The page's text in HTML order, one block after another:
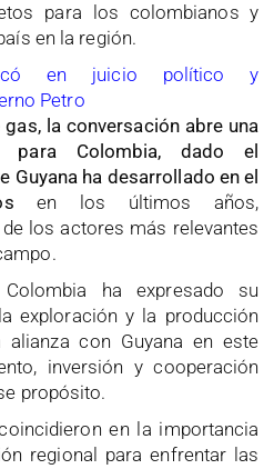
para los colombianos y
en la región.
en juicio político y
Petro
la conversación abre una
para Colombia, dado el
ha desarrollado en el
en los últimos años,
los actores más relevantes
ha expresado su
exploración y la producción
con Guyana en este
inversión y cooperación
propósito.
en la importancia
regional para enfrentar las